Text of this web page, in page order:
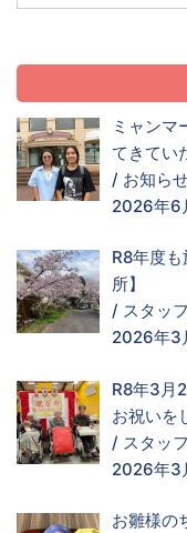
ミャンマ
てきてい
/ お知ら
2026年6
R8年度
所】
/ スタッ
2026年3
R8年3月
お祝いを
/ スタッ
2026年3
お雛様の